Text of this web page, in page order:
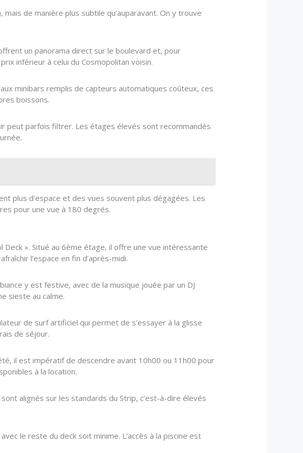
de manière plus subtile qu’auparavant. On y trouve
un panorama direct sur le boulevard et, pour
inférieur à celui du Cosmopolitan voisin.
minibars remplis de capteurs automatiques coûteux, ces
boissons.
peut parfois filtrer. Les étages élevés sont recommandés
plus d’espace et des vues souvent plus dégagées. Les
pour une vue à 180 degrés.
Deck ». Situé au 6ème étage, il offre une vue intéressante
l’espace en fin d’après-midi.
y est festive, avec de la musique jouée par un DJ
sieste au calme.
de surf artificiel qui permet de s’essayer à la glisse
de séjour.
il est impératif de descendre avant 10h00 ou 11h00 pour
à la location.
alignés sur les standards du Strip, c’est-à-dire élevés
le reste du deck soit minime. L’accès à la piscine est